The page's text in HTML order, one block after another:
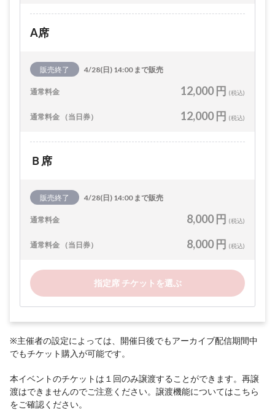
A席
販売終了 4/28(日) 14:00 まで販売
通常料金 12,000 円 (税込)
通常料金 （当日券） 12,000 円 (税込)
Ｂ席
販売終了 4/28(日) 14:00 まで販売
通常料金 8,000 円 (税込)
通常料金 （当日券） 8,000 円 (税込)
指定席 チケットを選ぶ
※主催者の設定によっては、開催日後でもアーカイブ配信期間中
でもチケット購入が可能です。
本イベントのチケットは１回のみ譲渡することができます。再譲
渡はできませんのでご注意ください。譲渡機能についてはこちら
をご確認ください。